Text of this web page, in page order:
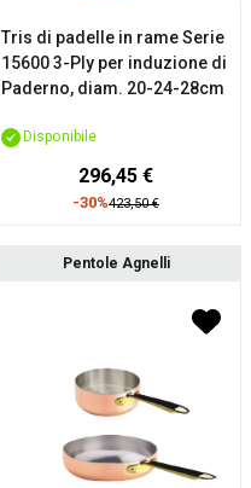
Tris di padelle in rame Serie
15600 3-Ply per induzione di
Paderno, diam. 20-24-28cm
Disponibile
296,45 €
423,50 €
-30%
Pentole Agnelli